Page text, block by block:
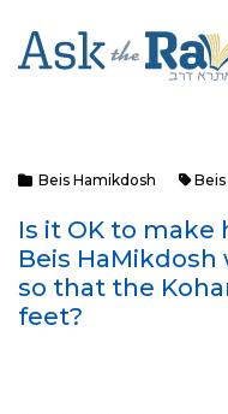
Beis Hamikdosh
Is it OK to
Beis
so that the
feet?